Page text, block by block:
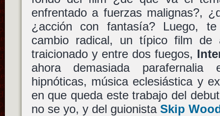
enfrentado a fuerzas malignas?,
¿acción con fantasía? Luego,
cambio radical, un típico film de
traicionado y entre dos fuegos,
ahora demasiada
hipnóticas, música eclesiástica y
en que queda este trabajo del
no se yo, y del guionista Skip